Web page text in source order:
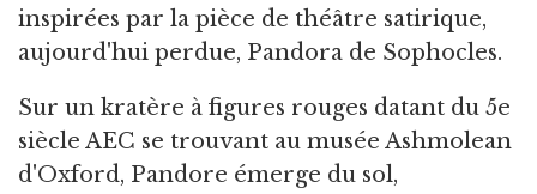
inspirées par la pièce de théâtre satirique,
aujourd'hui perdue, Pandora de Sophocles.
Sur un kratère à figures rouges datant du 5e
siècle AEC se trouvant au musée Ashmolean
d'Oxford, Pandore émerge du sol,